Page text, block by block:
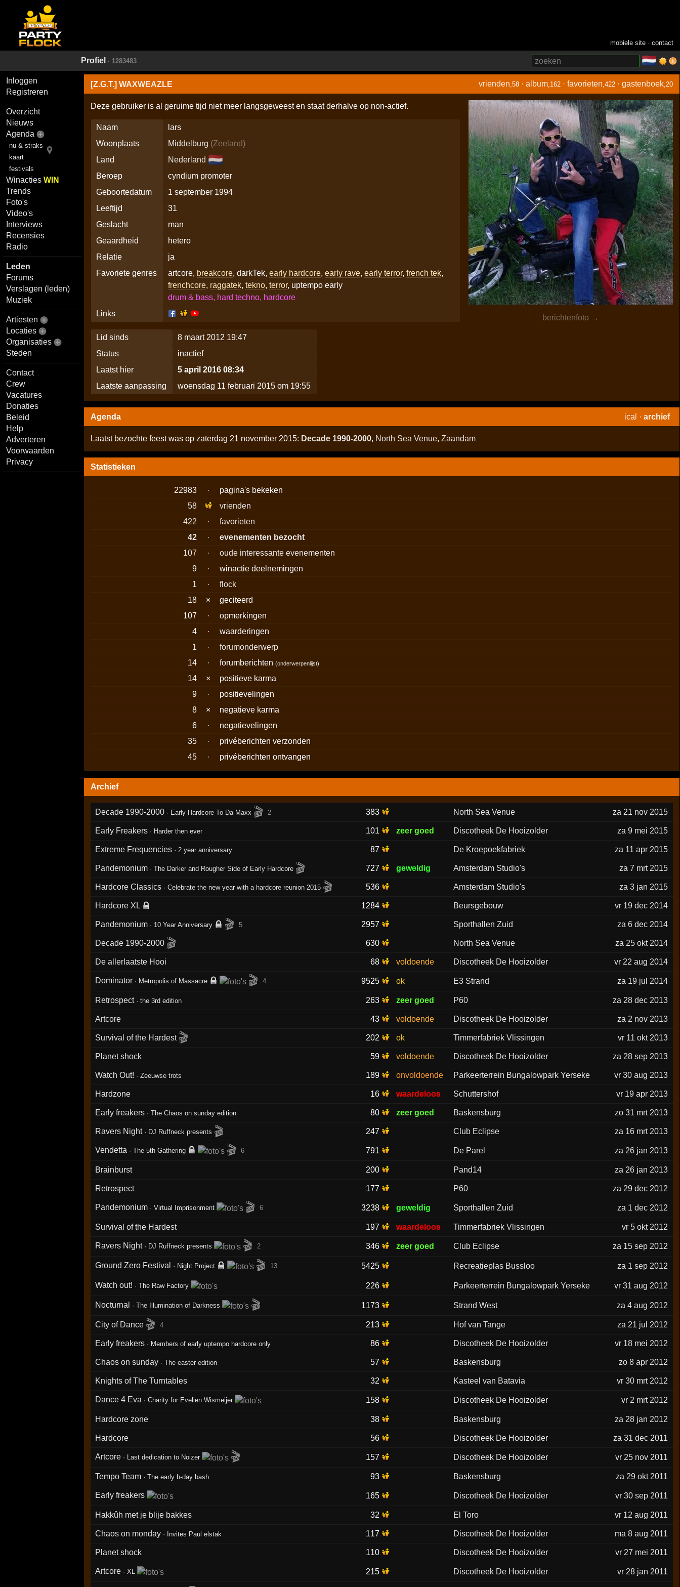
mobiele site ·contact
Profiel · 1283483 🇳🇱
Inloggen
Registreren
Overzicht
Nieuws
Agenda
nu & straks
kaart
festivals
WinactiesWIN
Trends
Foto's
Video's
Interviews
Recensies
Radio
Leden
Forums
Verslagen (leden)
Muziek
Artiesten
Locaties
Organisaties
Steden
Contact
Crew
Vacatures
Donaties
Beleid
Help
Adverteren
Voorwaarden
Privacy
[Z.G.T.] WAXWEAZLE vrienden ,58 ·album ,162 ·favorieten ,422 ·gastenboek ,20
berichtenfoto →
Deze gebruiker is al geruime tijd niet meer langsgeweest en staat derhalve op non-actief.
Naam
lars
Woonplaats
Middelburg (Zeeland)
Land
Nederland 🇳🇱
Beroep
cyndium promoter
Geboortedatum
1 september 1994
Leeftijd
31
Geslacht
man
Geaardheid
hetero
Relatie
ja
Favoriete genres
artcore, breakcore, darkTek,early hardcore,early rave,early terror,french tek,
frenchcore, raggatek,tekno,terror, uptempo early
drum & bass, hard techno, hardcore
Links
Lid sinds
8 maart 2012 19:47
Status
inactief
Laatst hier
5 april 2016 08:34
Laatste aanpassing
woensdag 11 februari 2015 om 19:55
Agenda ical · archief
Laatst bezochte feest was op zaterdag 21 november 2015: Decade 1990-2000, North Sea Venue, Zaandam
Statistieken
22983 ·
pagina's bekeken
58
vrienden
422
·
favorieten
42
·
evenementen bezocht
107
·
oude interessante evenementen
9
·
winactie deelnemingen
1
·
flock
18
×
geciteerd
107
·
opmerkingen
4
·
waarderingen
1
·
forumonderwerp
14
· forumberichten(onderwerpenlijst)
14 ×
positieve karma
9
·
positievelingen
8
×
negatieve karma
6
·
negatievelingen
35
·
privéberichten verzonden
45
· privéberichten ontvangen
Archief
Decade 1990-2000 · Early Hardcore To Da Maxx 🎬 2 383 North Sea Venue za 21 nov 2015
Early Freakers · Harder then ever 101 zeer goed Discotheek De Hooizolder za 9 mei 2015
Extreme Frequencies ·2 year anniversary 87 De Kroepoekfabriek za 11 apr 2015
Pandemonium · The Darker and Rougher Side of Early Hardcore 🎬 727 geweldig Amsterdam Studio's za 7 mrt 2015
Hardcore Classics · Celebrate the new year with a hardcore reunion 2015 🎬 536 Amsterdam Studio's za 3 jan 2015
Hardcore XL 1284 Beursgebouw vr 19 dec 2014
Pandemonium · 10 Year Anniversary 🎬 5 2957 Sporthallen Zuid za 6 dec 2014
Decade 1990-2000 🎬 630 North Sea Venue za 25 okt 2014
De allerlaatste Hooi 68 voldoende Discotheek De Hooizolder vr 22 aug 2014
Dominator · Metropolis of Massacre 🎬 4 9525 ok E3 Strand za 19 jul 2014
Retrospect ·the 3rd edition 263 zeer goed P60 za 28 dec 2013
Artcore 43 voldoende Discotheek De Hooizolder za 2 nov 2013
Survival of the Hardest 🎬 202 ok Timmerfabriek Vlissingen vr 11 okt 2013
Planet shock 59 voldoende Discotheek De Hooizolder za 28 sep 2013
Watch Out! ·Zeeuwse trots 189 onvoldoende Parkeerterrein Bungalowpark Yerseke vr 30 aug 2013
Hardzone 16 waardeloos Schuttershof vr 19 apr 2013
Early freakers ·The Chaos on sunday edition 80 zeer goed Baskensburg zo 31 mrt 2013
Ravers Night · DJ Ruffneck presents 🎬 247 Club Eclipse za 16 mrt 2013
Vendetta ·The 5th Gathering 🎬 6 791 De Parel za 26 jan 2013
Brainburst 200 Pand14 za 26 jan 2013
Retrospect 177 P60 za 29 dec 2012
Pandemonium ·Virtual Imprisonment 🎬 6 3238 geweldig Sporthallen Zuid za 1 dec 2012
Survival of the Hardest 197 waardeloos Timmerfabriek Vlissingen vr 5 okt 2012
Ravers Night · DJ Ruffneck presents 🎬 2 346 zeer goed Club Eclipse za 15 sep 2012
Ground Zero Festival · Night Project 🎬 13 5425 Recreatieplas Bussloo za 1 sep 2012
Watch out! ·The Raw Factory 226 Parkeerterrein Bungalowpark Yerseke vr 31 aug 2012
Nocturnal ·The Illumination of Darkness 🎬 1173 Strand West za 4 aug 2012
City of Dance 🎬 4 213 Hof van Tange za 21 jul 2012
Early freakers · Members of early uptempo hardcore only 86 Discotheek De Hooizolder vr 18 mei 2012
Chaos on sunday ·The easter edition 57 Baskensburg zo 8 apr 2012
Knights of The Turntables 32 Kasteel van Batavia vr 30 mrt 2012
Dance 4 Eva ·Charity for Evelien Wismeijer 158 Discotheek De Hooizolder vr 2 mrt 2012
Hardcore zone 38 Baskensburg za 28 jan 2012
Hardcore 56 Discotheek De Hooizolder za 31 dec 2011
Artcore · Last dedication to Noizer 🎬 157 Discotheek De Hooizolder vr 25 nov 2011
Tempo Team ·The early b-day bash 93 Baskensburg za 29 okt 2011
Early freakers 165 Discotheek De Hooizolder vr 30 sep 2011
Hakkûh met je blije bakkes 32 El Toro vr 12 aug 2011
Chaos on monday · Invites Paul elstak 117 Discotheek De Hooizolder ma 8 aug 2011
Planet shock 110 Discotheek De Hooizolder vr 27 mei 2011
Artcore ·XL 215 Discotheek De Hooizolder vr 28 jan 2011